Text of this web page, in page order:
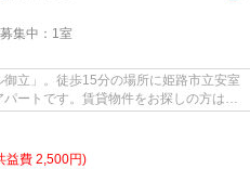
集中： 1室
立」。徒歩15分の場所に姫路市立安室
ートです。賃貸物件をお探しの方は、
益費 2,500円)